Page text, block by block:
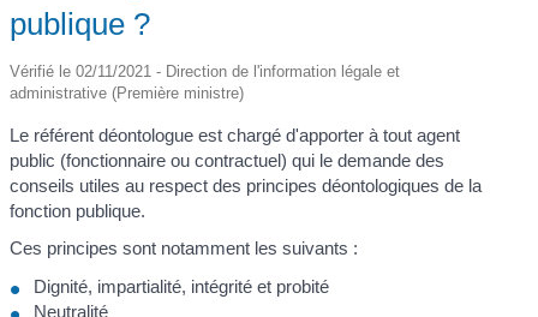
publique ?
Vérifié le 02/11/2021 - Direction de l'information légale et
administrative (Première ministre)
Le référent déontologue est chargé d'apporter à tout agent
public (fonctionnaire ou contractuel) qui le demande des
conseils utiles au respect des principes déontologiques de la
fonction publique.
Ces principes sont notamment les suivants :
Dignité, impartialité, intégrité et probité
Neutralité